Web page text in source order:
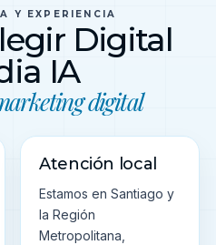
Y EXPERIENCIA
Digital
IA
digital
Atención local
Estamos en Santiago y
la Región
Metropolitana,